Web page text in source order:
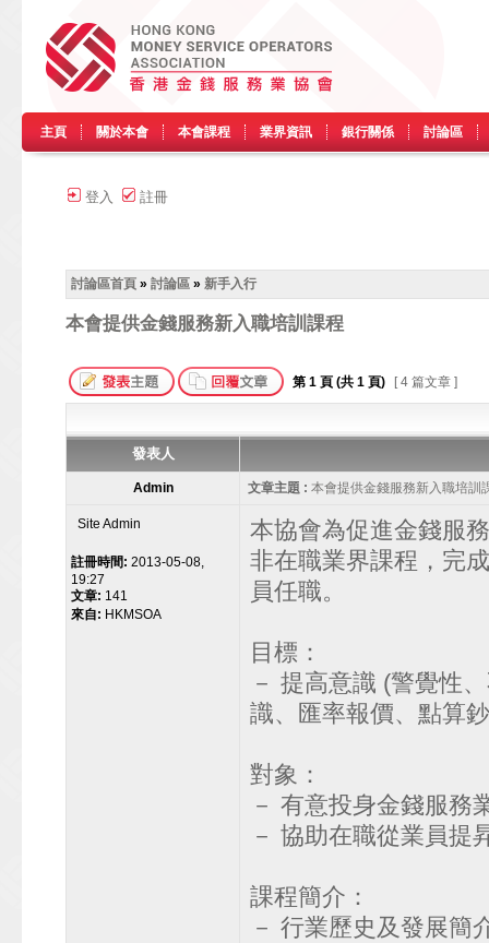
主頁 關於本會 本會課程 業界資訊 銀行關係 討論區
登入 註冊
討論區首頁 » 討論區 » 新手入行
本會提供金錢服務新入職培訓課程
第 1 頁 (共 1 頁) [ 4 篇文章 ]
發表人
Admin 文章主題 : 本會提供金錢服務新入職培訓
Site Admin
註冊時間: 2013-05-08,
19:27
文章: 141
來自: HKMSOA
本協會為促進金錢服
非在職業界課程，完
員任職。
目標：
－ 提高意識 (警覺性
識、匯率報價、點算
對象：
－ 有意投身金錢服務
－ 協助在職從業員提
課程簡介：
－ 行業歷史及發展簡